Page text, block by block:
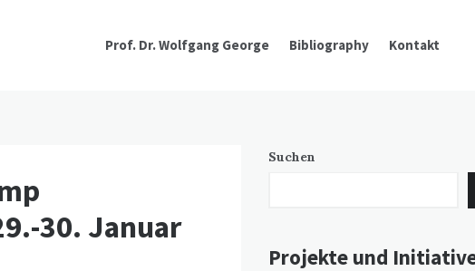
Prof. Dr. Wolfgang George Bibliography Kontakt
30. Januar
Suchen
Projekte und